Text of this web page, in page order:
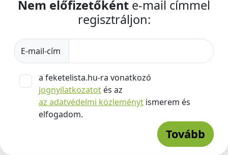
Nem előfizetőként e-mail címmel
regisztráljon:
E-mail-cím
a feketelista.hu-ra vonatkozó
jognyilatkozatot és az
az adatvédelmi közleményt ismerem és
elfogadom.
Tovább